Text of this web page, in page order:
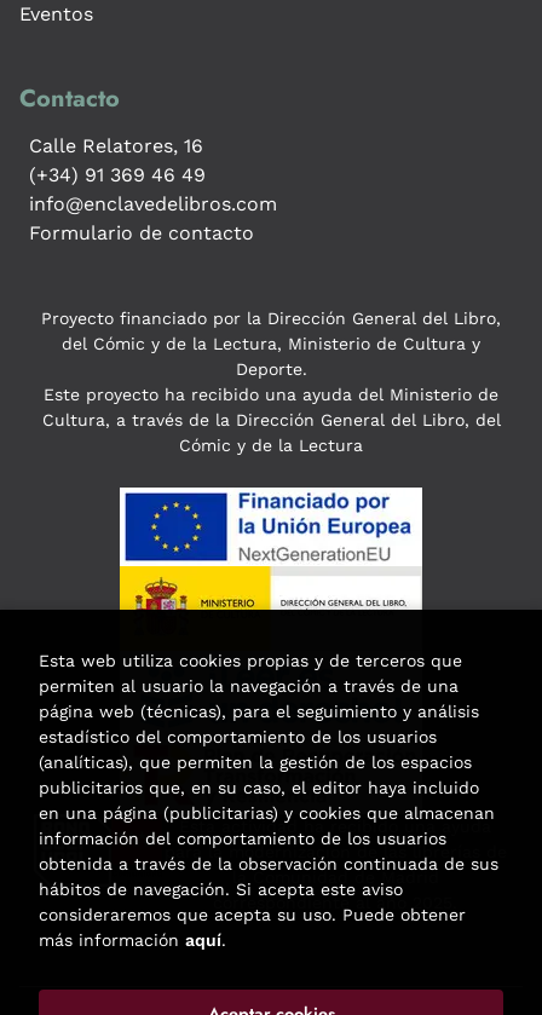
Eventos
Contacto
Calle Relatores, 16
(+34) 91 369 46 49
info@enclavedelibros.com
Formulario de contacto
Proyecto financiado por la Dirección General del Libro,
del Cómic y de la Lectura, Ministerio de Cultura y
Deporte.
Este proyecto ha recibido una ayuda del Ministerio de
Cultura, a través de la Dirección General del Libro, del
Cómic y de la Lectura
Esta actividad ha recibido una ayuda
para la modernización de las librerías de
la Comunidad de Madrid
correspondiente al año 2025.
Esta web utiliza cookies propias y de terceros que
permiten al usuario la navegación a través de una
página web (técnicas), para el seguimiento y análisis
estadístico del comportamiento de los usuarios
(analíticas), que permiten la gestión de los espacios
publicitarios que, en su caso, el editor haya incluido
en una página (publicitarias) y cookies que almacenan
información del comportamiento de los usuarios
obtenida a través de la observación continuada de sus
hábitos de navegación. Si acepta este aviso
consideraremos que acepta su uso. Puede obtener
más información aquí.